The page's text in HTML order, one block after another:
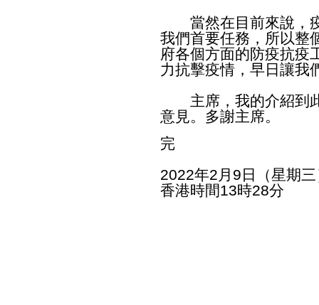
當然在目前來說，疫
我們首要任務，所以整
府各個方面的防疫抗疫
力抗擊疫情，早日讓我
主席，我的介紹到此
意見。多謝主席。
完
2022年2月9日（星期
香港時間13時28分